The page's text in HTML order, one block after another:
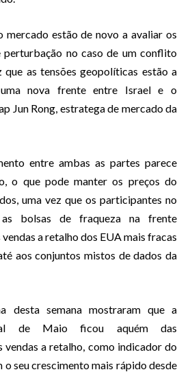
mercado estão de novo a avaliar os
perturbação no caso de um conflito
que as tensões geopolíticas estão a
nova frente entre Israel e o
Jun Rong, estratega de mercado da
entre ambas as partes parece
o que pode manter os preços do
uma vez que os participantes no
bolsas de fraqueza na frente
a retalho dos EUA mais fracas
aos conjuntos mistos de dados da
desta semana mostraram que a
de Maio ficou aquém das
vendas a retalho, como indicador do
o seu crescimento mais rápido desde